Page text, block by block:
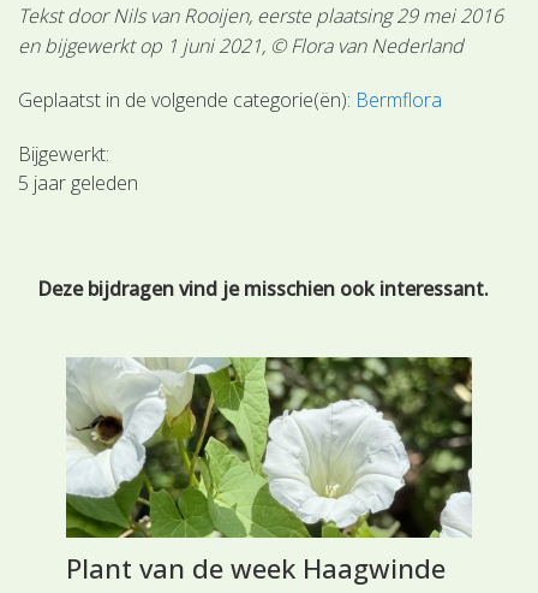
Tekst door Nils van Rooijen, eerste plaatsing 29 mei 2016
en bijgewerkt op 1 juni 2021, © Flora van Nederland
Geplaatst in de volgende categorie(ën): Bermflora
Bijgewerkt:
5 jaar geleden
Deze bijdragen vind je misschien ook interessant.
Plant van de week Haagwinde